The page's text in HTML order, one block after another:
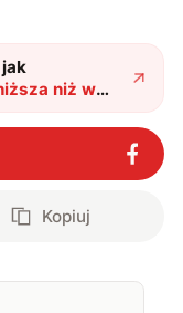
niż w
Jak udało
Kopiuj